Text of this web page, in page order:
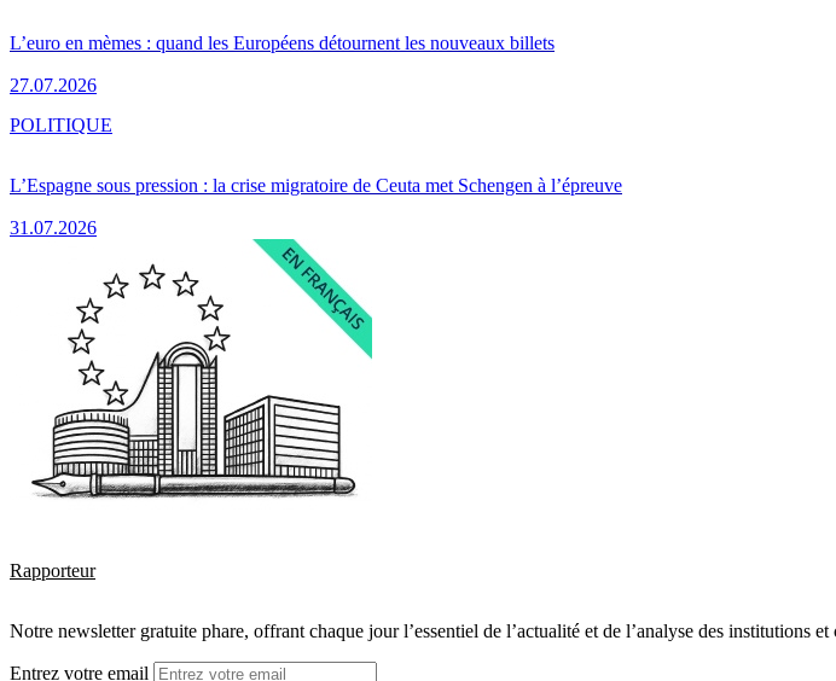
L’euro en mèmes : quand les Européens détournent les nouveaux billets
27.07.2026
L’Espagne sous pression : la crise migratoire de Ceuta met Schengen à l’épreuve
31.07.2026
POLITIQUE
Rapporteur
Notre newsletter gratuite phare, offrant chaque jour l’essentiel de l’actualité et de l’analyse des institutions
Entrez votre email